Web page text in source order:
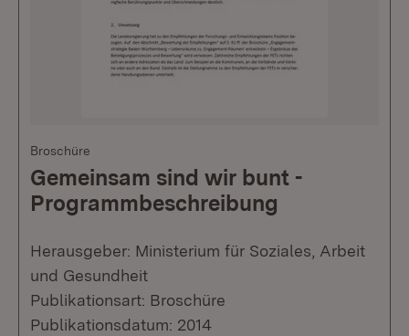
Broschüre
Gemeinsam sind wir bunt -
Programmbeschreibung
Herausgeber: Ministerium für Soziales, Arbeit
und Gesundheit
Publikationsart: Broschüre
Publikationsdatum: 2014